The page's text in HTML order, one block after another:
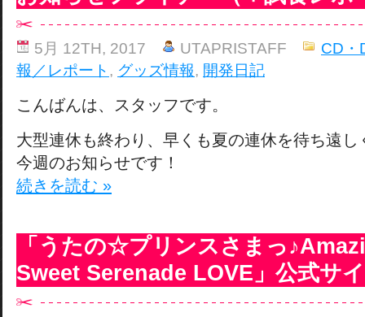
5月 12TH, 2017 UTAPRISTAFF
CD・
報／レポート , グッズ情報, 開発日記
こんばんは、スタッフです。
大型連休も終わり、早くも夏の連休を待ち遠し
今週のお知らせです！
続きを読む »
「うたの☆プリンスさまっ
Sweet Serenade LOVE」公式サ